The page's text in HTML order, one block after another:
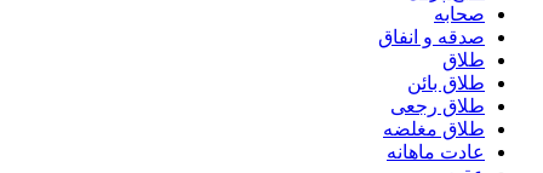
صحابه
صدقه و انفاق
طلاق
طلاق بائن
طلاق رجعی
طلاق مغلضه
عادت ماهانه